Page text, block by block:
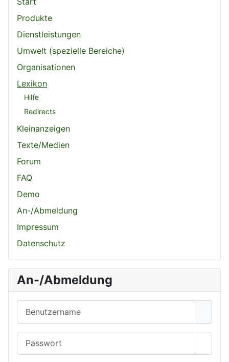
Produkte
Dienstleistungen
Umwelt (spezielle Bereiche)
Organisationen
Lexikon
Hilfe
Redirects
Kleinanzeigen
Texte/Medien
Forum
FAQ
Demo
An-/Abmeldung
Impressum
Datenschutz
An-/Abmeldung